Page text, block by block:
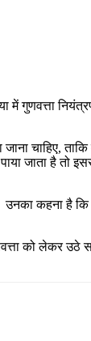
में गुणवत्ता
चाहिए,
पाया जाता है तो
उनका कहना है
को लेकर उठे